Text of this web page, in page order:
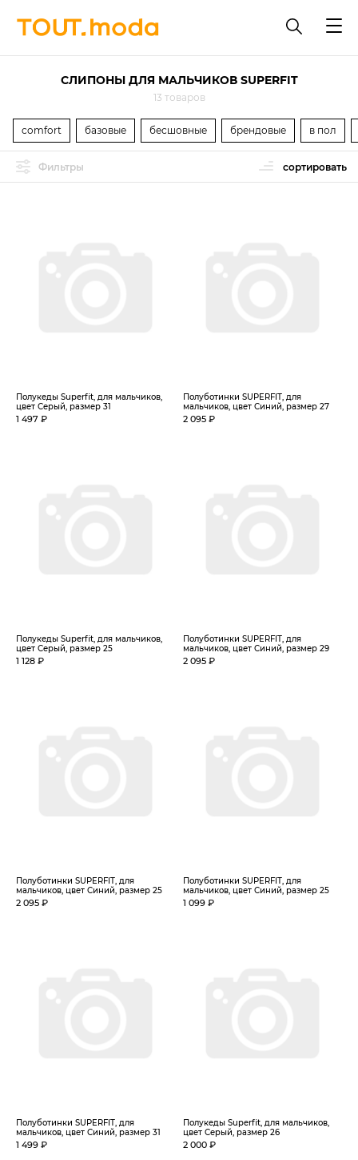
СЛИПОНЫ ДЛЯ МАЛЬЧИКОВ SUPERFIT
13 товаров
comfort базовые бесшовные брендовые в пол
Фильтры сортировать
Полукеды Superfit, для мальчиков,
цвет Серый, размер 31
1 497 ₽
Полуботинки SUPERFIT, для
мальчиков, цвет Синий, размер 27
2 095 ₽
Полукеды Superfit, для мальчиков,
цвет Серый, размер 25
1 128 ₽
Полуботинки SUPERFIT, для
мальчиков, цвет Синий, размер 29
2 095 ₽
Полуботинки SUPERFIT, для
мальчиков, цвет Синий, размер 25
2 095 ₽
Полуботинки SUPERFIT, для
мальчиков, цвет Синий, размер 25
1 099 ₽
Полуботинки SUPERFIT, для
мальчиков, цвет Синий, размер 31
1 499 ₽
Полукеды Superfit, для мальчиков,
цвет Серый, размер 26
2 000 ₽